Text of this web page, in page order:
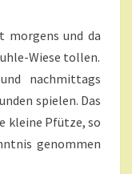
morgens und da
Wiese tollen.
nachmittags
spielen. Das
kleine Pfütze, so
genommen